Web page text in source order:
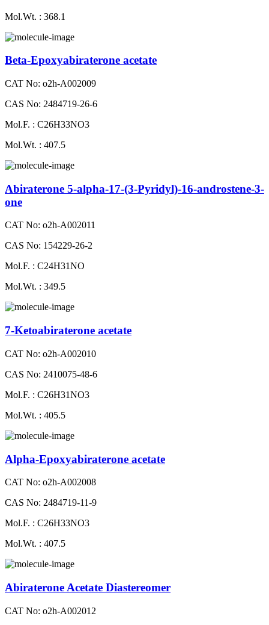
Mol.Wt. : 368.1
Beta-Epoxyabiraterone acetate
CAT No: o2h-A002009
CAS No: 2484719-26-6
Mol.F. : C26H33NO3
Mol.Wt. : 407.5
Abiraterone 5-alpha-17-(3-Pyridyl)-16-androstene-3-
one
CAT No: o2h-A002011
CAS No: 154229-26-2
Mol.F. : C24H31NO
Mol.Wt. : 349.5
7-Ketoabiraterone acetate
CAT No: o2h-A002010
CAS No: 2410075-48-6
Mol.F. : C26H31NO3
Mol.Wt. : 405.5
Alpha-Epoxyabiraterone acetate
CAT No: o2h-A002008
CAS No: 2484719-11-9
Mol.F. : C26H33NO3
Mol.Wt. : 407.5
Abiraterone Acetate Diastereomer
CAT No: o2h-A002012